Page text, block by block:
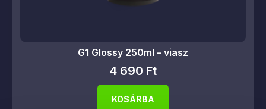
G1 Glossy 250ml – viasz
4 690 Ft
KOSÁRBA